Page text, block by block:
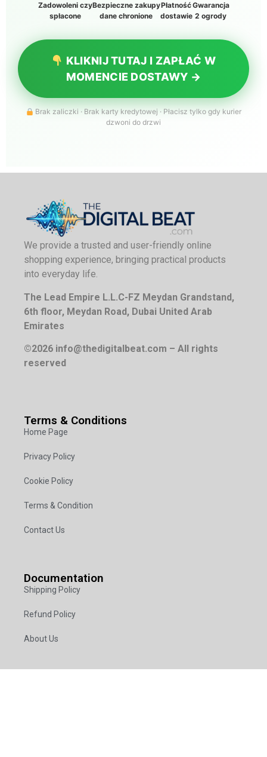
Zadowoleni czy
spłacone
Bezpieczne zakupy
dane chronione
Płatność
dostawie
Gwarancja
2 ogrody
KLIKNIJ TUTAJ I ZAPŁAĆ W
MOMENCIE DOSTAWY →
Brak zaliczki · Brak karty kredytowej · Płacisz tylko gdy kurier
dzwoni do drzwi
We provide a trusted and user-friendly online
shopping experience, bringing practical products
into everyday life.
The Lead Empire L.L.C-FZ Meydan Grandstand,
6th floor, Meydan Road, Dubai United Arab
Emirates
©2026 info@thedigitalbeat.com – All rights
reserved
Terms & Conditions
Home Page
Privacy Policy
Cookie Policy
Terms & Condition
Contact Us
Documentation
Shipping Policy
Refund Policy
About Us